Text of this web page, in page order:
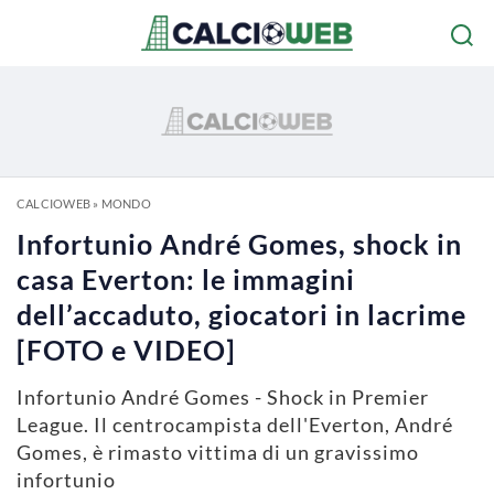
CALCIOWEB» MONDO
Infortunio André Gomes, shock in
casa Everton: le immagini
dell’accaduto, giocatori in lacrime
[FOTO e VIDEO]
Infortunio André Gomes - Shock in Premier
League. Il centrocampista dell'Everton, André
Gomes, è rimasto vittima di un gravissimo
infortunio